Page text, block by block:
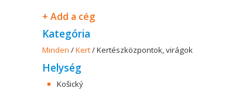
+ Add a cég
Kategória
Minden /Kert/Kertészközpontok, virágok
Helység
Košický